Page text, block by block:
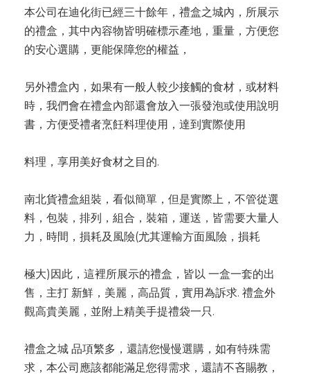
本公司在迪化街已經三十餘年，禮盒之城內，所展示
的禮盒，其中內容物皆明確標示產地，重量，方便您
的安心選購，更能保障您的權益，
另外禮盒內，如果有一般人較少接觸的食材，或材料
時，我們會在禮盒內部還會放入一張發泡或使用說明
書，方便受禮者烹飪料理使用，達到實際使用
料理，享用美好食材之目的.
南北貨禮盒組裝，看似簡單，但是實際上，不管從選
料，包裝，排列，組合，裝箱，運送，皆需要大量人
力，時間，損耗及風險(尤其運輸方面風險，損耗
極大)因此，這裡所展示的禮盒，皆以 一盒一套的出
售，主打 新鮮，美麗，高品質，實用為訴求. 禮盒外
觀高貴美麗，並附上精美手提禮袋一只.
禮盒之城 品項繁多，還請您慢慢選購，如有特殊需
求，本公司應該都能滿足您得需求，還請不吝賜教，